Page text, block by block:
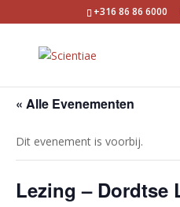
+316 86 86 6000
« Alle Evenementen
Dit evenement is voorbij.
Lezing – Dordtse